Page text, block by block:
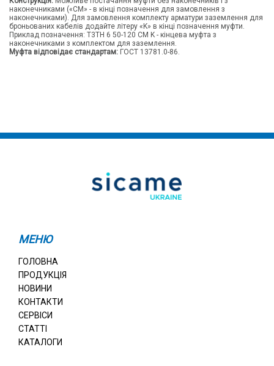
наконечниками («CM» - в кінці позначення для замовлення з
наконечниками). Для замовлення комплекту арматури заземлення для
броньованих кабелів додайте літеру «K» в кінці позначення муфти.
Приклад позначення: T3TH 6 50-120 CM K - кінцева муфта з
наконечниками з комплектом для заземлення.
Муфта відповідає стандартам: ГОСТ 13781.0-86.
МЕНЮ
ГОЛОВНА
ПРОДУКЦІЯ
НОВИНИ
КОНТАКТИ
СЕРВІСИ
СТАТТІ
КАТАЛОГИ